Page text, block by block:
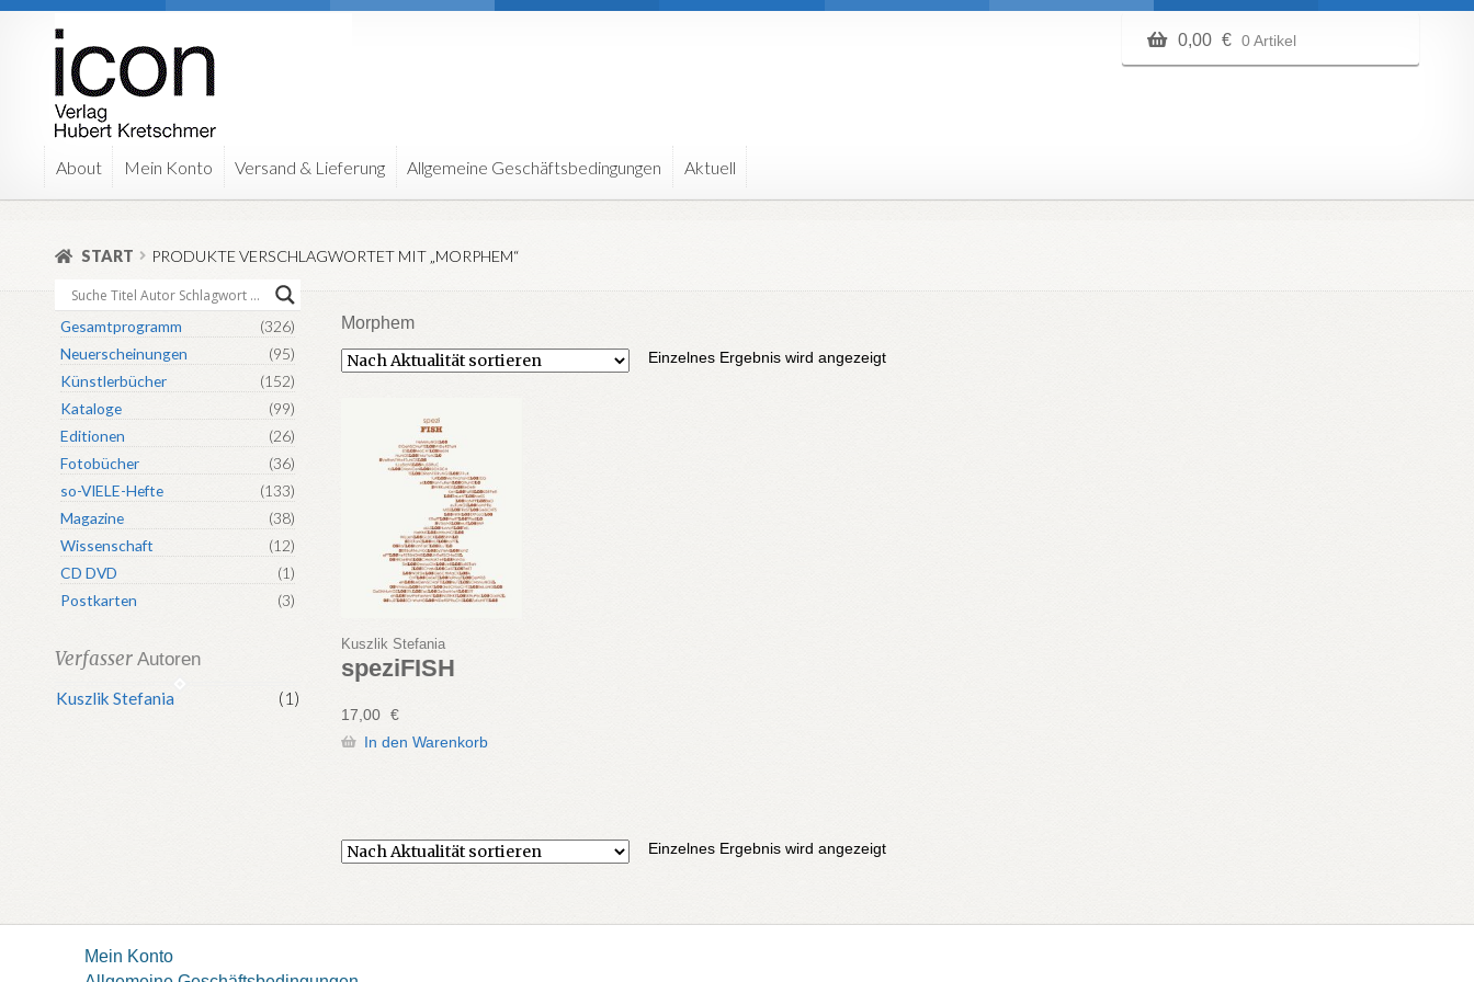
Zur
Navigation
springen
Zum
Inhalt
springen
0,00 € 0 Artikel
About Mein Konto Versand & Lieferung Allgemeine Geschäftsbedingungen Aktuell
START PRODUKTE VERSCHLAGWORTET MIT „MORPHEM“
Morphem
Einzelnes Ergebnis wird angezeigt
Kuszlik Stefania
speziFISH
17,00 €
In den Warenkorb
Einzelnes Ergebnis wird angezeigt
Gesamtprogramm
(326)
Neuerscheinungen
(95)
Künstlerbücher
(152)
Kataloge
(99)
Editionen
(26)
Fotobücher
(36)
so-VIELE-Hefte
(133)
Magazine
(38)
Wissenschaft
(12)
CD DVD
(1)
Postkarten
(3)
Verfasser Autoren
Kuszlik Stefania (1)
Mein Konto